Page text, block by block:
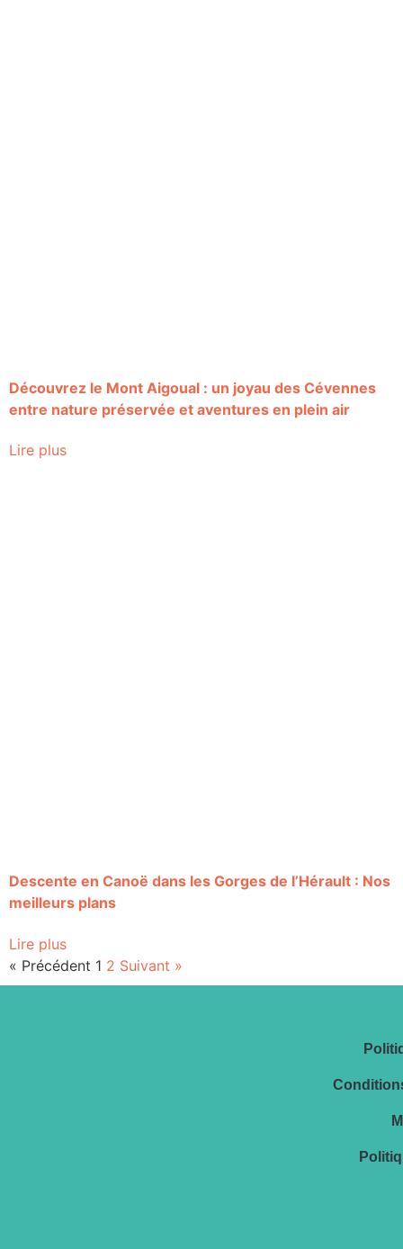
Découvrez le Mont Aigoual : un joyau des Cévennes
entre nature préservée et aventures en plein air
Lire plus
Descente en Canoë dans les Gorges de l’Hérault : Nos
meilleurs plans
Lire plus
« Précédent 1 2 Suivant »